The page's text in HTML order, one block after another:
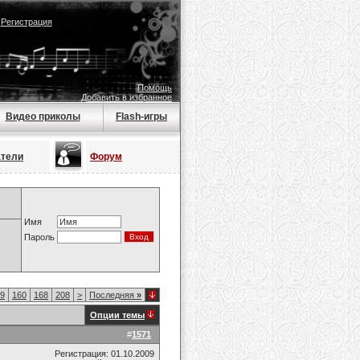
Регистрация
Помощь
Добавить в избранное
Видео приколы Flash-игры
Форум
Имя
Пароль
160 168 208 > Последняя »
Опции темы
#1571
Регистрация: 01.10.2009